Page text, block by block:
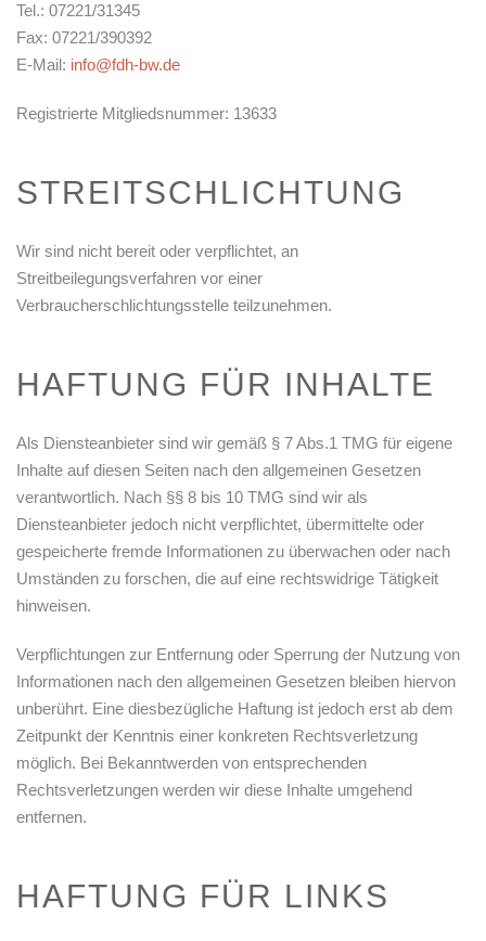
Tel.: 07221/31345
Fax: 07221/390392
E-Mail: info@fdh-bw.de
Registrierte Mitgliedsnummer: 13633
STREITSCHLICHTUNG
Wir sind nicht bereit oder verpflichtet, an
Streitbeilegungsverfahren vor einer
Verbraucherschlichtungsstelle teilzunehmen.
HAFTUNG FÜR INHALTE
Als Diensteanbieter sind wir gemäß § 7 Abs.1 TMG für eigene
Inhalte auf diesen Seiten nach den allgemeinen Gesetzen
verantwortlich. Nach §§ 8 bis 10 TMG sind wir als
Diensteanbieter jedoch nicht verpflichtet, übermittelte oder
gespeicherte fremde Informationen zu überwachen oder nach
Umständen zu forschen, die auf eine rechtswidrige Tätigkeit
hinweisen.
Verpflichtungen zur Entfernung oder Sperrung der Nutzung von
Informationen nach den allgemeinen Gesetzen bleiben hiervon
unberührt. Eine diesbezügliche Haftung ist jedoch erst ab dem
Zeitpunkt der Kenntnis einer konkreten Rechtsverletzung
möglich. Bei Bekanntwerden von entsprechenden
Rechtsverletzungen werden wir diese Inhalte umgehend
entfernen.
HAFTUNG FÜR LINKS